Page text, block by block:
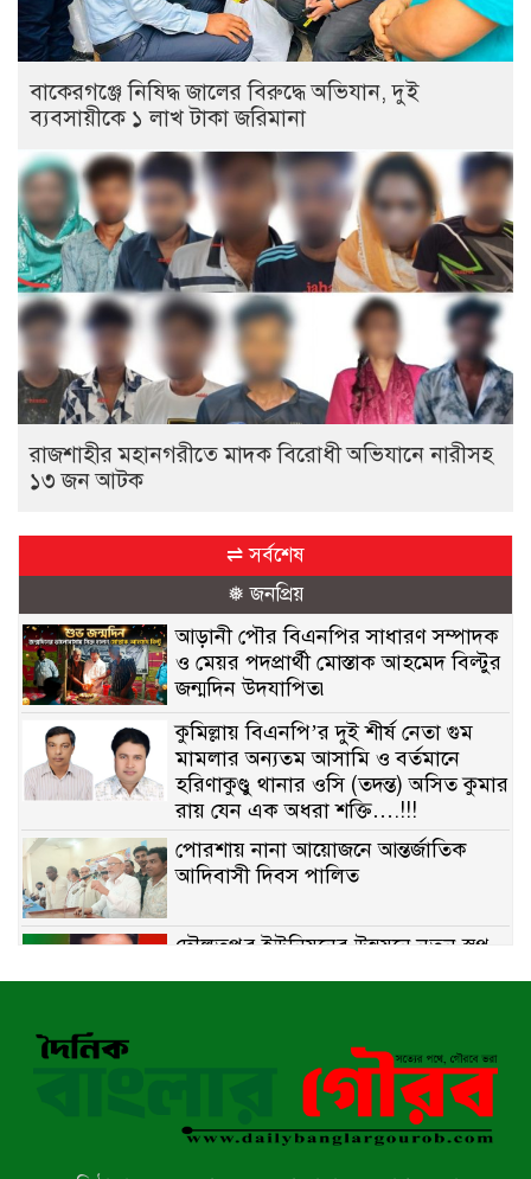
বাকেরগঞ্জে নিষিদ্ধ জালের বিরুদ্ধে অভিযান, দুই
ব্যবসায়ীকে ১ লাখ টাকা জরিমানা
রাজশাহীর মহানগরীতে মাদক বিরোধী অভিযানে নারীসহ
১৩ জন আটক
⇌ সর্বশেষ
❅ জনপ্রিয়
আড়ানী পৌর বিএনপির সাধারণ সম্পাদক
ও মেয়র পদপ্রার্থী মোস্তাক আহমেদ বিল্টুর
জন্মদিন উদযাপিত৷
কুমিল্লায় বিএনপি’র দুই শীর্ষ নেতা গুম
মামলার অন্যতম আসামি ও বর্তমানে
হরিণাকুণ্ডু থানার ওসি (তদন্ত) অসিত কুমার
রায় যেন এক অধরা শক্তি….!!!
পোরশায় নানা আয়োজনে আন্তর্জাতিক
আদিবাসী দিবস পালিত
দৌলতপুর ইউনিয়নের উন্নয়নে নতুন স্বপ্ন
বাকেরগঞ্জে নিষিদ্ধ জালের বিরুদ্ধে
অভিযান, দুই ব্যবসায়ীকে ১ লাখ টাকা
রাজশাহীর মহানগরীতে মাদক বিরোধী